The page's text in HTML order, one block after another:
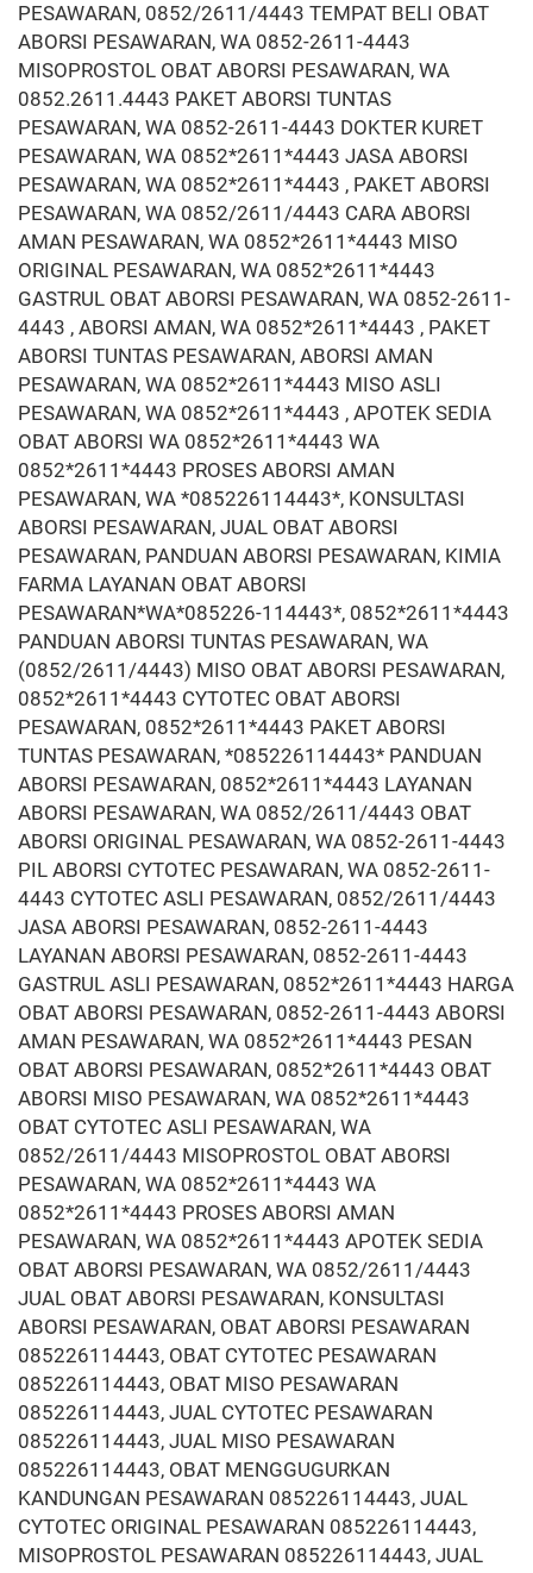
PESAWARAN, 0852/2611/4443 TEMPAT BELI OBAT
ABORSI PESAWARAN, WA 0852-2611-4443
MISOPROSTOL OBAT ABORSI PESAWARAN, WA
0852.2611.4443 PAKET ABORSI TUNTAS
PESAWARAN, WA 0852-2611-4443 DOKTER KURET
PESAWARAN, WA 0852*2611*4443 JASA ABORSI
PESAWARAN, WA 0852*2611*4443 , PAKET ABORSI
PESAWARAN, WA 0852/2611/4443 CARA ABORSI
AMAN PESAWARAN, WA 0852*2611*4443 MISO
ORIGINAL PESAWARAN, WA 0852*2611*4443
GASTRUL OBAT ABORSI PESAWARAN, WA 0852-2611-
4443 , ABORSI AMAN, WA 0852*2611*4443 , PAKET
ABORSI TUNTAS PESAWARAN, ABORSI AMAN
PESAWARAN, WA 0852*2611*4443 MISO ASLI
PESAWARAN, WA 0852*2611*4443 , APOTEK SEDIA
OBAT ABORSI WA 0852*2611*4443 WA
0852*2611*4443 PROSES ABORSI AMAN
PESAWARAN, WA *085226114443*, KONSULTASI
ABORSI PESAWARAN, JUAL OBAT ABORSI
PESAWARAN, PANDUAN ABORSI PESAWARAN, KIMIA
FARMA LAYANAN OBAT ABORSI
PESAWARAN*WA*085226-114443*, 0852*2611*4443
PANDUAN ABORSI TUNTAS PESAWARAN, WA
(0852/2611/4443) MISO OBAT ABORSI PESAWARAN,
0852*2611*4443 CYTOTEC OBAT ABORSI
PESAWARAN, 0852*2611*4443 PAKET ABORSI
TUNTAS PESAWARAN, *085226114443* PANDUAN
ABORSI PESAWARAN, 0852*2611*4443 LAYANAN
ABORSI PESAWARAN, WA 0852/2611/4443 OBAT
ABORSI ORIGINAL PESAWARAN, WA 0852-2611-4443
PIL ABORSI CYTOTEC PESAWARAN, WA 0852-2611-
4443 CYTOTEC ASLI PESAWARAN, 0852/2611/4443
JASA ABORSI PESAWARAN, 0852-2611-4443
LAYANAN ABORSI PESAWARAN, 0852-2611-4443
GASTRUL ASLI PESAWARAN, 0852*2611*4443 HARGA
OBAT ABORSI PESAWARAN, 0852-2611-4443 ABORSI
AMAN PESAWARAN, WA 0852*2611*4443 PESAN
OBAT ABORSI PESAWARAN, 0852*2611*4443 OBAT
ABORSI MISO PESAWARAN, WA 0852*2611*4443
OBAT CYTOTEC ASLI PESAWARAN, WA
0852/2611/4443 MISOPROSTOL OBAT ABORSI
PESAWARAN, WA 0852*2611*4443 WA
0852*2611*4443 PROSES ABORSI AMAN
PESAWARAN, WA 0852*2611*4443 APOTEK SEDIA
OBAT ABORSI PESAWARAN, WA 0852/2611/4443
JUAL OBAT ABORSI PESAWARAN, KONSULTASI
ABORSI PESAWARAN, OBAT ABORSI PESAWARAN
085226114443, OBAT CYTOTEC PESAWARAN
085226114443, OBAT MISO PESAWARAN
085226114443, JUAL CYTOTEC PESAWARAN
085226114443, JUAL MISO PESAWARAN
085226114443, OBAT MENGGUGURKAN
KANDUNGAN PESAWARAN 085226114443, JUAL
CYTOTEC ORIGINAL PESAWARAN 085226114443,
MISOPROSTOL PESAWARAN 085226114443, JUAL